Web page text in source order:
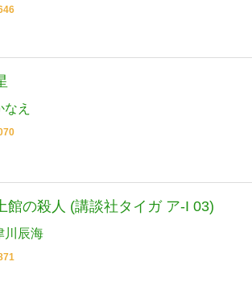
なえ
館の殺人 (講談社タイガ ア-I 03)
川辰海